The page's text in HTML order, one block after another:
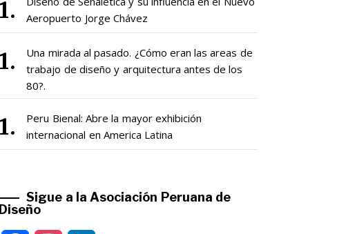
Aeropuerto Jorge Chávez
Una mirada al pasado. ¿Cómo eran las areas de
trabajo de diseño y arquitectura antes de los
80?.
Peru Bienal: Abre la mayor exhibición
internacional en America Latina
Sigue a la Asociación Peruana de
Diseño